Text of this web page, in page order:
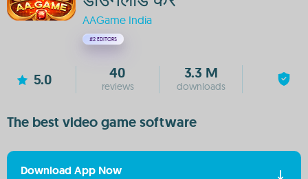
AAGame India
#2 EDITORS
5.0 40
reviews
3.3 M
downloads
The best video game software
Download App Now